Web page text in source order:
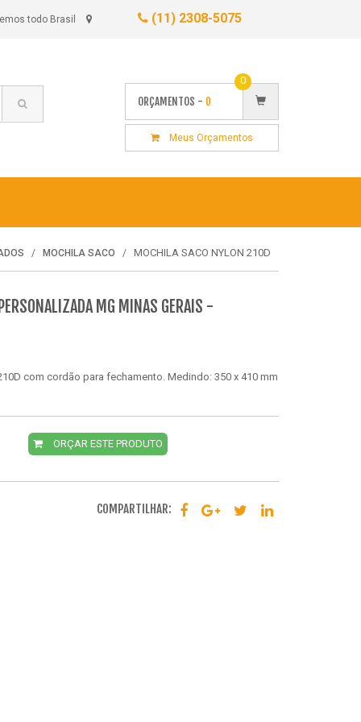
todo Brasil (11) 2308-5075
ORÇAMENTOS - 0
0
Meus Orçamentos
MOCHILA SACO MOCHILA SACO NYLON 210D
MG MINAS GERAIS -
com cordão para fechamento. Medindo: 350 x 410 mm
ORÇAR ESTE PRODUTO
COMPARTILHAR: